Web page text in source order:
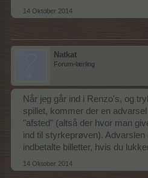
14 Oktober 2014
Natkat
Forum-lærling
Når jeg går ind i Renzo's, og
spillet, kommer der en
"afsted" (altså der hvor man
ind til styrkeprøven).
indbetalte billetter, hvis du
14 Oktober 2014